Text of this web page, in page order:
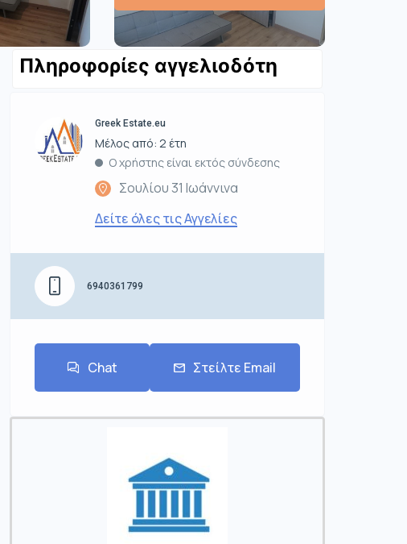
Πληροφορίες αγγελιοδότη
Greek Estate.eu
Μέλος από: 2 έτη
Ο χρήστης είναι εκτός σύνδεσης
Σουλίου 31 Ιωάννινα
Δείτε όλες τις Αγγελίες
6940361799
Chat Στείλτε Email